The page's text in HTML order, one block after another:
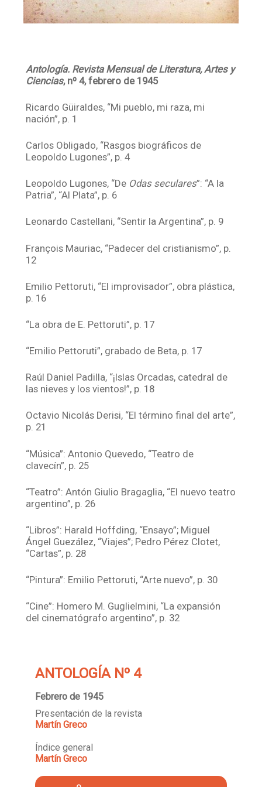
Antología. Revista Mensual de Literatura, Artes y
Ciencias, nº 4, febrero de 1945
Ricardo Güiraldes, “Mi pueblo, mi raza, mi
nación”, p. 1
Carlos Obligado, “Rasgos biográficos de
Leopoldo Lugones”, p. 4
Leopoldo Lugones, “De Odas seculares”: “A la
Patria”, “Al Plata”, p. 6
Leonardo Castellani, “Sentir la Argentina”, p. 9
François Mauriac, “Padecer del cristianismo”, p.
12
Emilio Pettoruti, “El improvisador”, obra plástica,
p. 16
“La obra de E. Pettoruti”, p. 17
“Emilio Pettoruti”, grabado de Beta, p. 17
Raúl Daniel Padilla, “¡Islas Orcadas, catedral de
las nieves y los vientos!”, p. 18
Octavio Nicolás Derisi, “El término final del arte”,
p. 21
“Música”: Antonio Quevedo, “Teatro de
clavecín”, p. 25
“Teatro”: Antón Giulio Bragaglia, “El nuevo teatro
argentino”, p. 26
“Libros”: Harald Hoffding, “Ensayo”; Miguel
Ángel Guezález, “Viajes”; Pedro Pérez Clotet,
“Cartas”, p. 28
“Pintura”: Emilio Pettoruti, “Arte nuevo”, p. 30
“Cine”: Homero M. Guglielmini, “La expansión
del cinematógrafo argentino”, p. 32
ANTOLOGÍA Nº 4
Febrero de 1945
Presentación de la revista
Martín Greco
Índice general
Martín Greco